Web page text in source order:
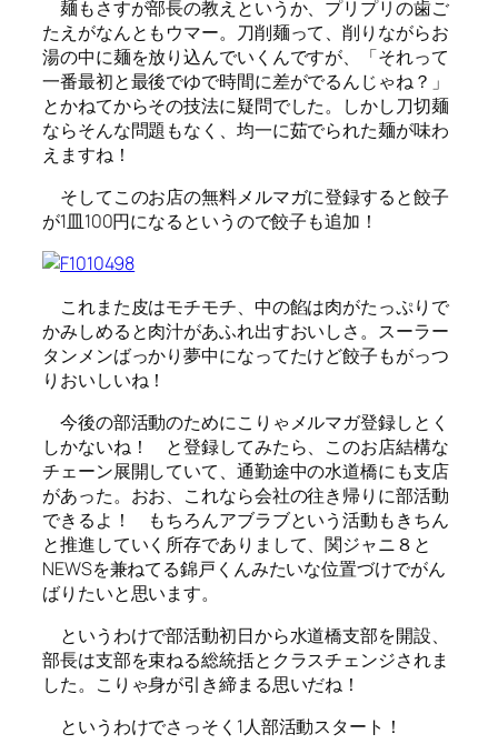
麺もさすが部長の教えというか、プリプリの歯ご
たえがなんともウマー。刀削麺って、削りながらお
湯の中に麺を放り込んでいくんですが、「それって
一番最初と最後でゆで時間に差がでるんじゃね？」
とかねてからその技法に疑問でした。しかし刀切麺
ならそんな問題もなく、均一に茹でられた麺が味わ
えますね！
そしてこのお店の無料メルマガに登録すると餃子
が1皿100円になるというので餃子も追加！
これまた皮はモチモチ、中の餡は肉がたっぷりで
かみしめると肉汁があふれ出すおいしさ。スーラー
タンメンばっかり夢中になってたけど餃子もがっつ
りおいしいね！
今後の部活動のためにこりゃメルマガ登録しとく
しかないね！ と登録してみたら、このお店結構な
チェーン展開していて、通勤途中の水道橋にも支店
があった。おお、これなら会社の往き帰りに部活動
できるよ！ もちろんアブラブという活動もきちん
と推進していく所存でありまして、関ジャニ８と
NEWSを兼ねてる錦戸くんみたいな位置づけでがん
ばりたいと思います。
というわけで部活動初日から水道橋支部を開設、
部長は支部を束ねる総統括とクラスチェンジされま
した。こりゃ身が引き締まる思いだね！
というわけでさっそく1人部活動スタート！